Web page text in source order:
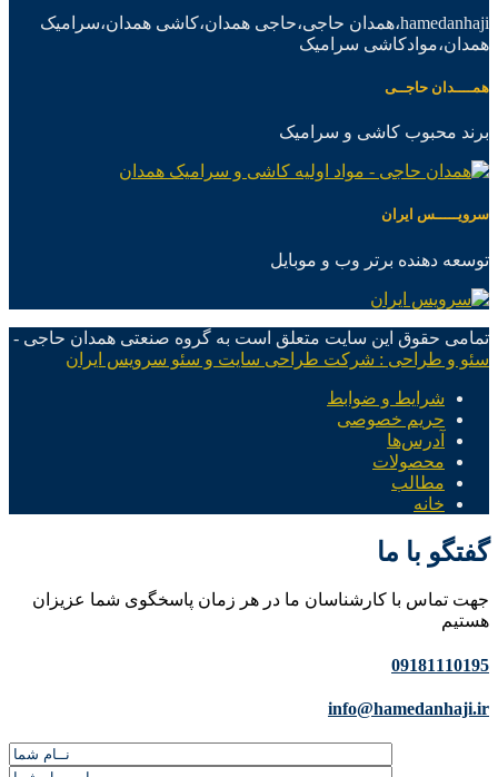
hamedanhaji،همدان حاجی،حاجی همدان،کاشی همدان،سرامیک
همدان،موادکاشی سرامیک
همــــدان حاجــی
برند محبوب کاشی و سرامیک
سرویـــــس ایران
توسعه دهنده برتر وب و موبایل
تمامی حقوق این سایت متعلق است به گروه صنعتی همدان حاجی -
سئو و طراحی : شرکت طراحی سایت و سئو سرویس ایران
شرایط و ضوابط
حریم خصوصی
آدرس‌ها
محصولات
مطالب
خانه
گفتگو با ما
جهت تماس با کارشناسان ما در هر زمان پاسخگوی شما عزیزان
هستیم
09181110195
info@hamedanhaji.ir